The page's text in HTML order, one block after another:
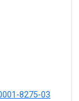
8275-03